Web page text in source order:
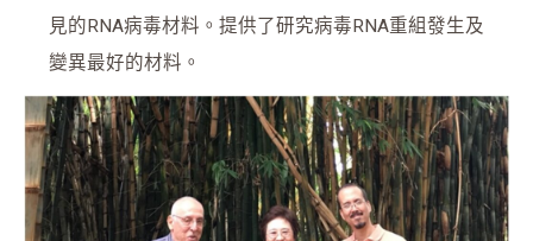
見的RNA病毒材料。提供了研究病毒RNA重組發生及
變異最好的材料。